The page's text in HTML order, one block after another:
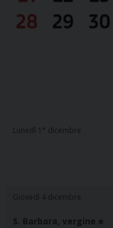
Lunedì 1° dicembre
Giovedì 4 dicembre
S. Barbara, vergine e